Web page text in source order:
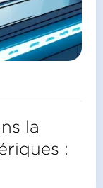
la
: